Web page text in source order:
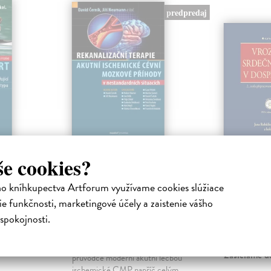
cookies?
kníhkupectva Artforum využívame cookies slúžiace
funkčnosti, marketingové účely a zaistenie vášho
byl
predpredaj
terapie akutní
ischemické cévní
mozkové příhody v
nestandardních
průvodce moderní akutní léčbou
Rubáčková
Kniha
Druhé
zcela novou
pojetím, tak
Zasielame